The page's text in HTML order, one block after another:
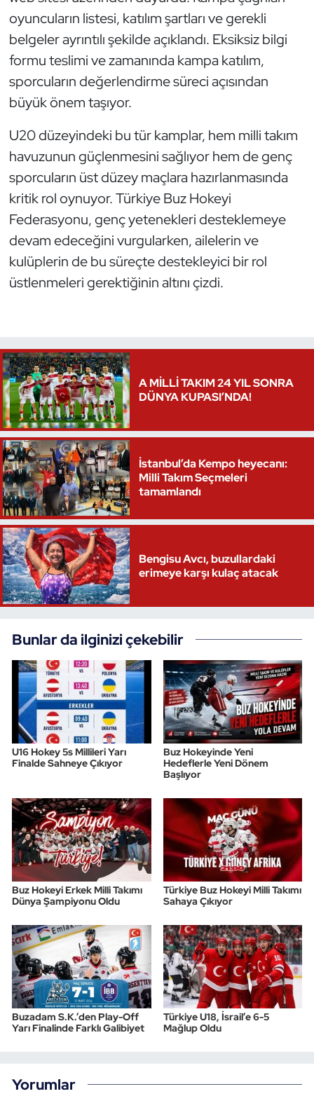
oyuncuların listesi, katılım şartları ve gerekli
belgeler ayrıntılı şekilde açıklandı. Eksiksiz bilgi
formu teslimi ve zamanında kampa katılım,
sporcuların değerlendirme süreci açısından
büyük önem taşıyor.
U20 düzeyindeki bu tür kamplar, hem milli takım
havuzunun güçlenmesini sağlıyor hem de genç
sporcuların üst düzey maçlara hazırlanmasında
kritik rol oynuyor. Türkiye Buz Hokeyi
Federasyonu, genç yetenekleri desteklemeye
devam edeceğini vurgularken, ailelerin ve
kulüplerin de bu süreçte destekleyici bir rol
üstlenmeleri gerektiğinin altını çizdi.
A MİLLİ TAKIM 24 YIL SONRA
DÜNYA KUPASI’NDA!
İstanbul’da Kempo heyecanı:
Milli Takım Seçmeleri
tamamlandı
Bengisu Avcı, buzullardaki
erimeye karşı kulaç atacak
Bunlar da ilginizi çekebilir
U16 Hokey 5s Millileri Yarı
Finalde Sahneye Çıkıyor
Buz Hokeyinde Yeni
Hedeflerle Yeni Dönem
Başlıyor
Buz Hokeyi Erkek Milli Takımı
Dünya Şampiyonu Oldu
Türkiye Buz Hokeyi Milli Takımı
Sahaya Çıkıyor
Buzadam S.K.’den Play-Off
Yarı Finalinde Farklı Galibiyet
Türkiye U18, İsrail’e 6-5
Mağlup Oldu
Yorumlar
Triatlon
Voleybol
Vücut Geliştirme Fitness
Wushu Kungfu
Yelken
Yüzme